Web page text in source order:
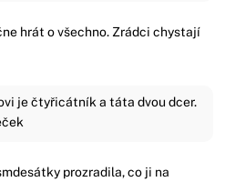
hrát o všechno. Zrádci chystají
je čtyřicátník a táta dvou dcer.
prozradila, co ji na